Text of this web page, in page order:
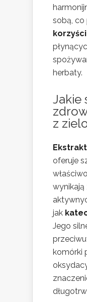
sobą,
herbaty.
Jakie
z
oferuje
jak
Jego
komórki